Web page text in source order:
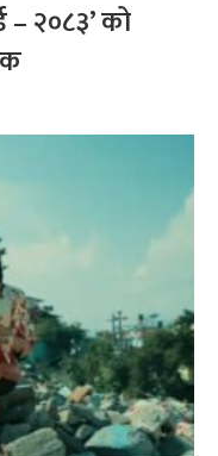
– २०८३’ को